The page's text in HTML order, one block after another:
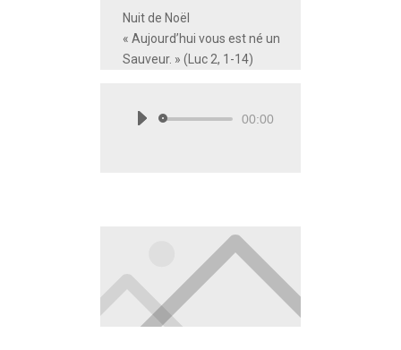
Nuit de Noël
« Aujourd’hui vous est né un
Sauveur. » (Luc 2, 1-14)
Lecteur00:00